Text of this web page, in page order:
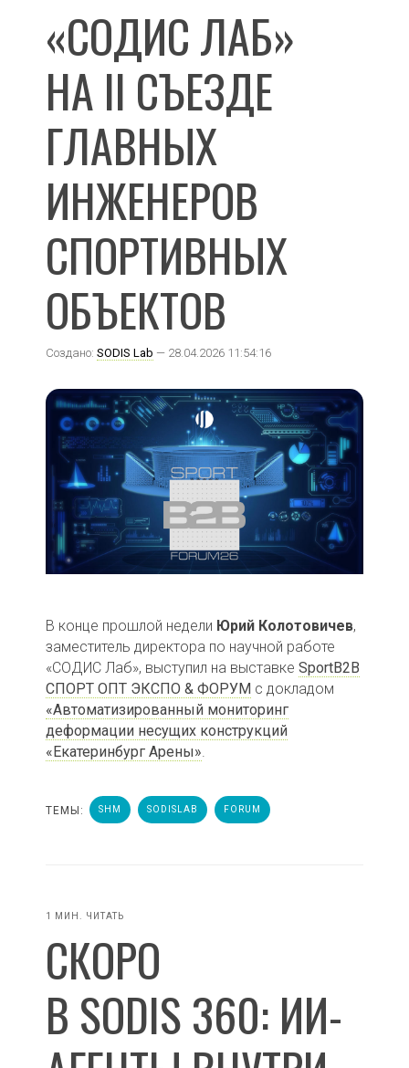
«СОДИС ЛАБ»
НА II СЪЕЗДЕ
ГЛАВНЫХ
ИНЖЕНЕРОВ
СПОРТИВНЫХ
ОБЪЕКТОВ
Создано: SODIS Lab — 28.04.2026 11:54:16
В конце прошлой недели Юрий Колотовичев,
заместитель директора по научной работе
«СОДИС Лаб», выступил на выставке SportB2B
СПОРТ ОПТ ЭКСПО & ФОРУМ с докладом
«Автоматизированный мониторинг
деформации несущих конструкций
«Екатеринбург Арены».
ТЕМЫ: SHM SODISLAB FORUM
1 МИН. ЧИТАТЬ
СКОРО
В SODIS 360: ИИ-